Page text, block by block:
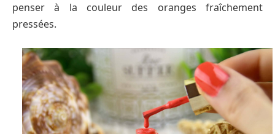
penser à la couleur des oranges fraîchement
pressées.